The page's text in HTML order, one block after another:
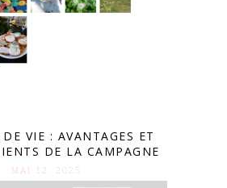
VIE : AVANTAGES ET
DE LA CAMPAGNE
MAI 12. 2025